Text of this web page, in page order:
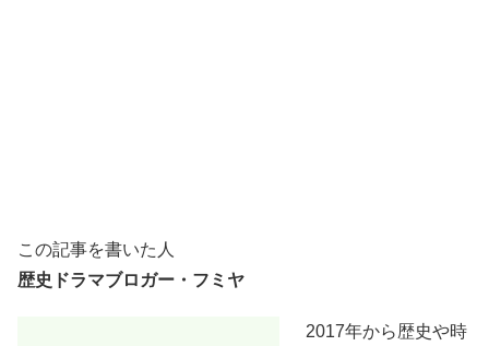
この記事を書いた人
歴史ドラマブロガー・フミヤ
2017年から歴史や時